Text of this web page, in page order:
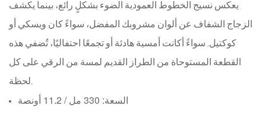
يعكس نسيج الخطوط العمودية الضوء بشكلٍ رائع، بينما يكشف
الزجاج الشفاف عن ألوان مشروبك المفضل، سواءً كان ويسكي أو
كوكتيل. سواءً أكانت أمسية هادئة أو تجمعًا احتفاليًا، تُضفي هذه
القطعة المستوحاة من الطراز القديم لمسة من الرقي على كل
لحظة.
السعة: 330 مل / 11.2 أونصة